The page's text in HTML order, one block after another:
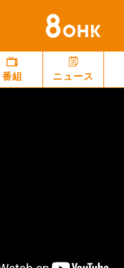
番組 ニュース